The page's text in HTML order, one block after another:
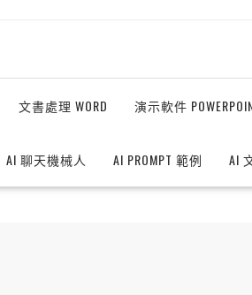
文書處理 WORD 演示軟件
AI 聊天機械人 AI PROMPT 範例 AI